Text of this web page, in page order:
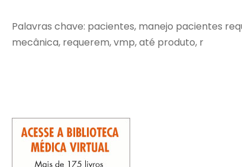
Palavras chave: pacientes, manejo pacientes
mecânica, requerem, vmp, até produto, r